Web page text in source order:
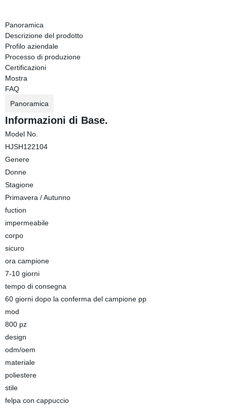
Panoramica
Descrizione del prodotto
Profilo aziendale
Processo di produzione
Certificazioni
Mostra
FAQ
Panoramica
Informazioni di Base.
Model No.
HJSH122104
Genere
Donne
Stagione
Primavera / Autunno
fuction
impermeabile
corpo
sicuro
ora campione
7-10 giorni
tempo di consegna
60 giorni dopo la conferma del campione pp
mod
800 pz
design
odm/oem
materiale
poliestere
stile
felpa con cappuccio